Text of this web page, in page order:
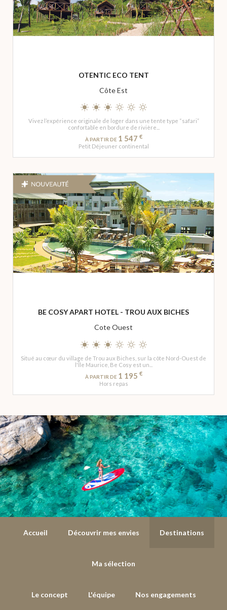
OTENTIC ECO TENT
Côte Est
Vivez l’expérience originale de loger dans une tente type “safari”
confortable en bordure de rivière...
À PARTIR DE 1 547 €
Petit Déjeuner continental
BE COSY APART HOTEL - TROU AUX BICHES
Cote Ouest
Situé au cœur du village de Trou aux Biches, sur la côte Nord-Ouest de
l'Île Maurice, Be Cosy est un...
À PARTIR DE 1 195 €
Hors repas
Accueil Découvrir mes envies Destinations
Ma sélection
Le concept L'équipe Nos engagements